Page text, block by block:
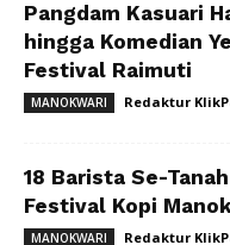
Pangdam Kasuari
hingga Komedian
Festival Raimuti
MANOKWARI Redaktur
18 Barista Se-
Festival Kopi
MANOKWARI Redaktur